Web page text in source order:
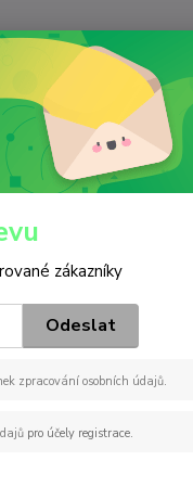
(Po-
ZDARMA TOP
zákazníky
Odeslat
zpracování osobních údajů.
pro účely registrace.